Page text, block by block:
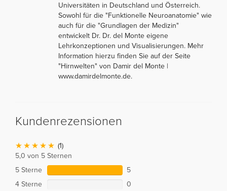
Universitäten in Deutschland und Österreich.
Sowohl für die "Funktionelle Neuroanatomie" wie
auch für die "Grundlagen der Medizin"
entwickelt Dr. Dr. del Monte eigene
Lehrkonzeptionen und Visualisierungen. Mehr
Information hierzu finden Sie auf der Seite
"Hirnwelten" von Damir del Monte |
www.damirdelmonte.de.
Kundenrezensionen
(1)
5,0 von 5 Sternen
5 Sterne
5
4 Sterne
0